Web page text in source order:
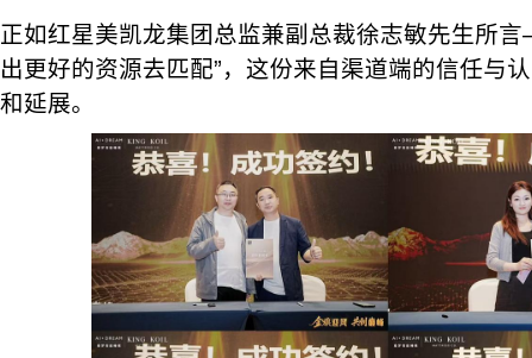
正如红星美凯龙集团总监兼副总裁徐志敏先生所
出更好的资源去匹配”，这份来自渠道端的信任与
和延展。